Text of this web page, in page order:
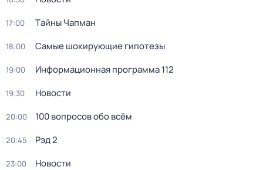
17:00 Тaйны Чапман
18:00 Самые шoкиpующие гипотезы
19:00 Информационная программа 112
19:30 Новости
20:00 100 вопросов обо всём
20:45 Рэд 2
23:00 Новости